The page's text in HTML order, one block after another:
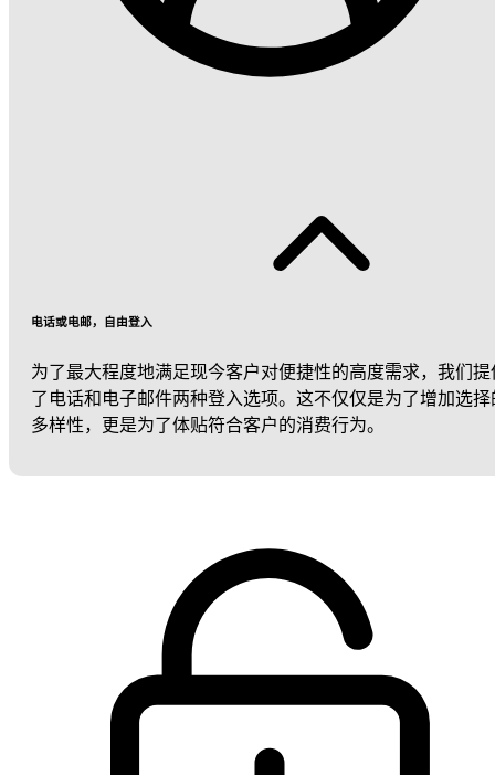
电话或电邮，自由登入
为了最大程度地满足现今客户对便捷性的高度需求，我们提
了电话和电子邮件两种登入选项。这不仅仅是为了增加选择
多样性，更是为了体贴符合客户的消费行为。